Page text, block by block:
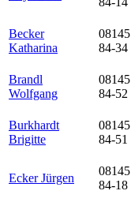
Becker
Katharina
08145
84-34
Brandl
Wolfgang
08145
84-52
Burkhardt
Brigitte
08145
84-51
Ecker Jürgen
08145
84-18